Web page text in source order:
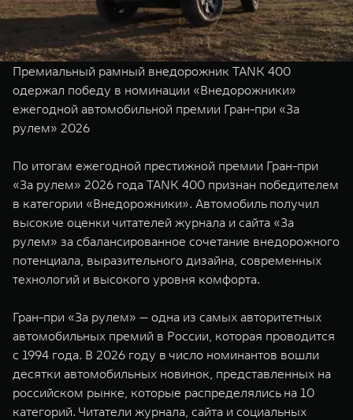
TANK 500
Веди за собой
от 6 499 000 ₽
TANK 700
Сила
от 10
WEY 07
Расширяя границы комфорта
от 6 149 000 ₽
WEY 05
Эстетика
от 5 699
TANK Финансы
Корпоративным клиентам
TANK ФИНАНСЫ
TANK Кредит
TANK Страхование
Сервис
Специальные предложения
Моторные масла
ЦИФРОВЫЕ СЕРВИСЫ TANK
Подписки
Премиальный рамный внедорожник TANK 400
одержал победу в номинации «Внедорожники»
ежегодной автомобильной премии Гран-при «За
рулем» 2026
По итогам ежегодной престижной премии Гран-при
«За рулем» 2026 года TANK 400 признан победителем
в категории «Внедорожники». Автомобиль получил
высокие оценки читателей журнала и сайта «За
рулем» за сбалансированное сочетание внедорожного
потенциала, выразительного дизайна, современных
технологий и высокого уровня комфорта.
Гран-при «За рулем» — одна из самых авторитетных
автомобильных премий в России, которая проводится
с 1994 года. В 2026 году в число номинантов вошли
десятки автомобильных новинок, представленных на
российском рынке, которые распределялись на 10
категорий. Читатели журнала, сайта и социальных